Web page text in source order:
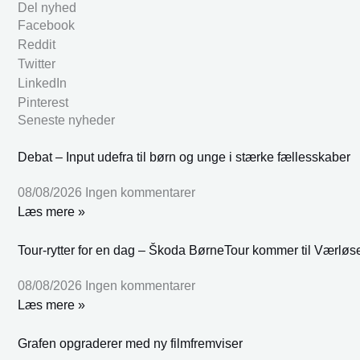
Del nyhed
Facebook
Reddit
Twitter
LinkedIn
Pinterest
Seneste nyheder
Debat – Input udefra til børn og unge i stærke fællesskaber
08/08/2026 Ingen kommentarer
Læs mere »
Tour-rytter for en dag – Škoda BørneTour kommer til
08/08/2026 Ingen kommentarer
Læs mere »
Grafen opgraderer med ny filmfremviser